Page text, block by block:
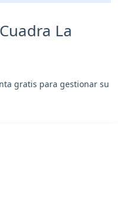
La
gratis para gestionar su